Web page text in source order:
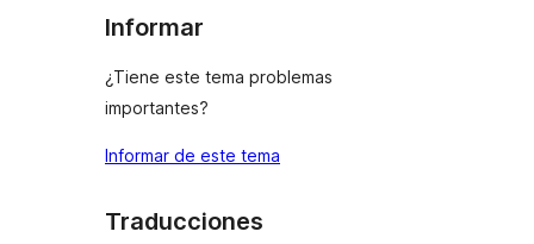
Informar
¿Tiene este tema problemas
importantes?
Informar de este tema
Traducciones